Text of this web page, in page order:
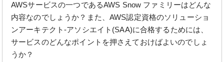
AWSサービスの一つであるAWS Snow ファミリーはどんな
内容なのでしょうか？また、AWS認定資格のソリューショ
ンアーキテクト-アソシエイト(SAA)に合格するためには、
サービスのどんなポイントを押さえておけばよいのでしょ
うか？